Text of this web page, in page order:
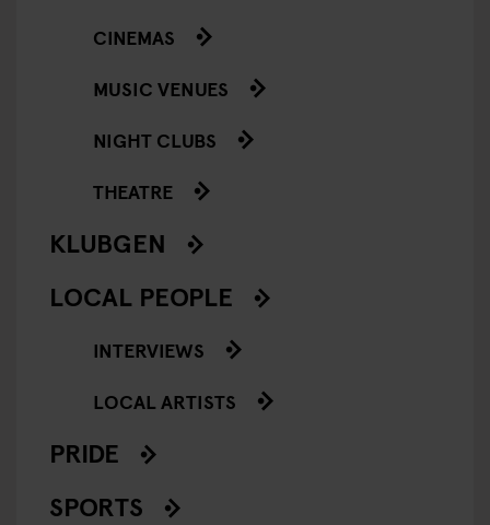
CINEMAS
MUSIC VENUES
NIGHT CLUBS
THEATRE
KLUBGEN
LOCAL PEOPLE
INTERVIEWS
LOCAL ARTISTS
PRIDE
SPORTS